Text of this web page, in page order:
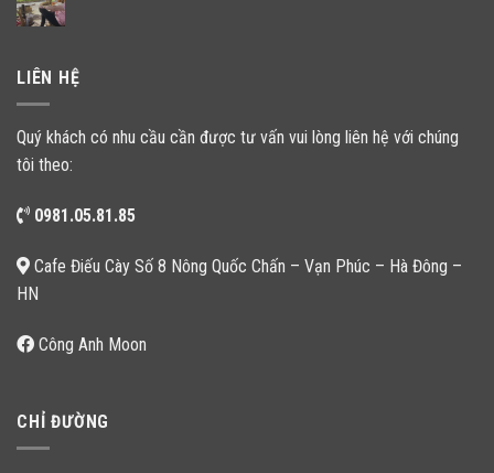
LIÊN HỆ
Quý khách có nhu cầu cần được tư vấn vui lòng liên hệ với chúng
tôi theo:
0981.05.81.85
Cafe Điếu Cày Số 8 Nông Quốc Chấn – Vạn Phúc – Hà Đông –
HN
Công Anh Moon
CHỈ ĐƯỜNG